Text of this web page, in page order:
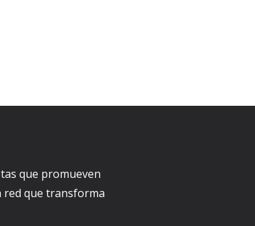
que promueven
red que transforma